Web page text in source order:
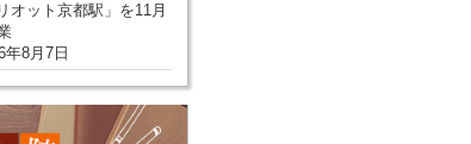
オット京都駅」を11月
年8月7日